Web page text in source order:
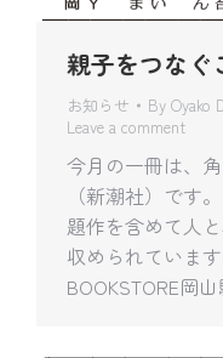
親子をつなぐ
お知らせ By Oyako
Leave a comment
今月の一冊は、
（新潮社）です
題作を含めて人
収められていま
BOOKSTORE岡